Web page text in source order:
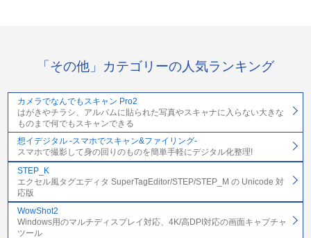
「その他」カテゴリーの人気ランキング
カメラでなんでもスキャン Pro2
はがきやチラシ、アルバムに貼られた写真やスキャナに入らない大きな
ものまで何でもスキャンできる
想イデジタル -スマホでスキャン&ファイリング-
スマホで撮影して身の回りのものを簡単手軽にデジタル化整理!
STEP_K
エクセル風タグエディタ SuperTagEditor/STEP/STEP_M の Unicode 対
応版
WowShot2
Windows用のマルチディスプレイ対応、4K/高DPI対応の画面キャプチャ
ツール